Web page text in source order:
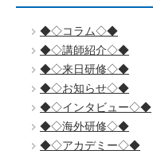
◆◇コラム◇◆
◆◇講師紹介◇◆
◆◇来日研修◇◆
◆◇お知らせ◇◆
◆◇インタビュー◇◆
◆◇海外研修◇◆
◆◇アカデミー◇◆